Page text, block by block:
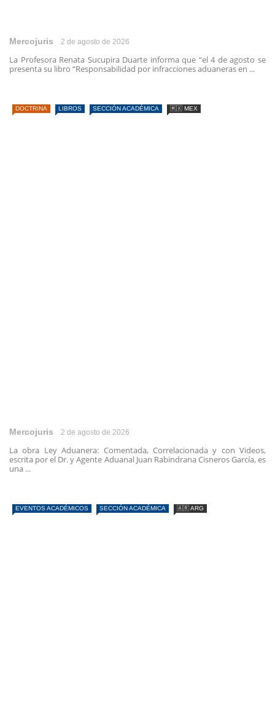
Mercojuris 2 de agosto de 2026
La Profesora Renata Sucupira Duarte informa que “el 4 de agosto se
presenta su libro “Responsabilidad por infracciones aduaneras en ...
DOCTRINA LIBROS SECCIÓN ACADÉMICA 🇲🇽 MEX
Mercojuris 2 de agosto de 2026
La obra Ley Aduanera: Comentada, Correlacionada y con Videos,
escrita por el Dr. y Agente Aduanal Juan Rabindrana Cisneros García, es
una ...
EVENTOS ACADÉMICOS SECCIÓN ACADÉMICA 🇦🇷 ARG